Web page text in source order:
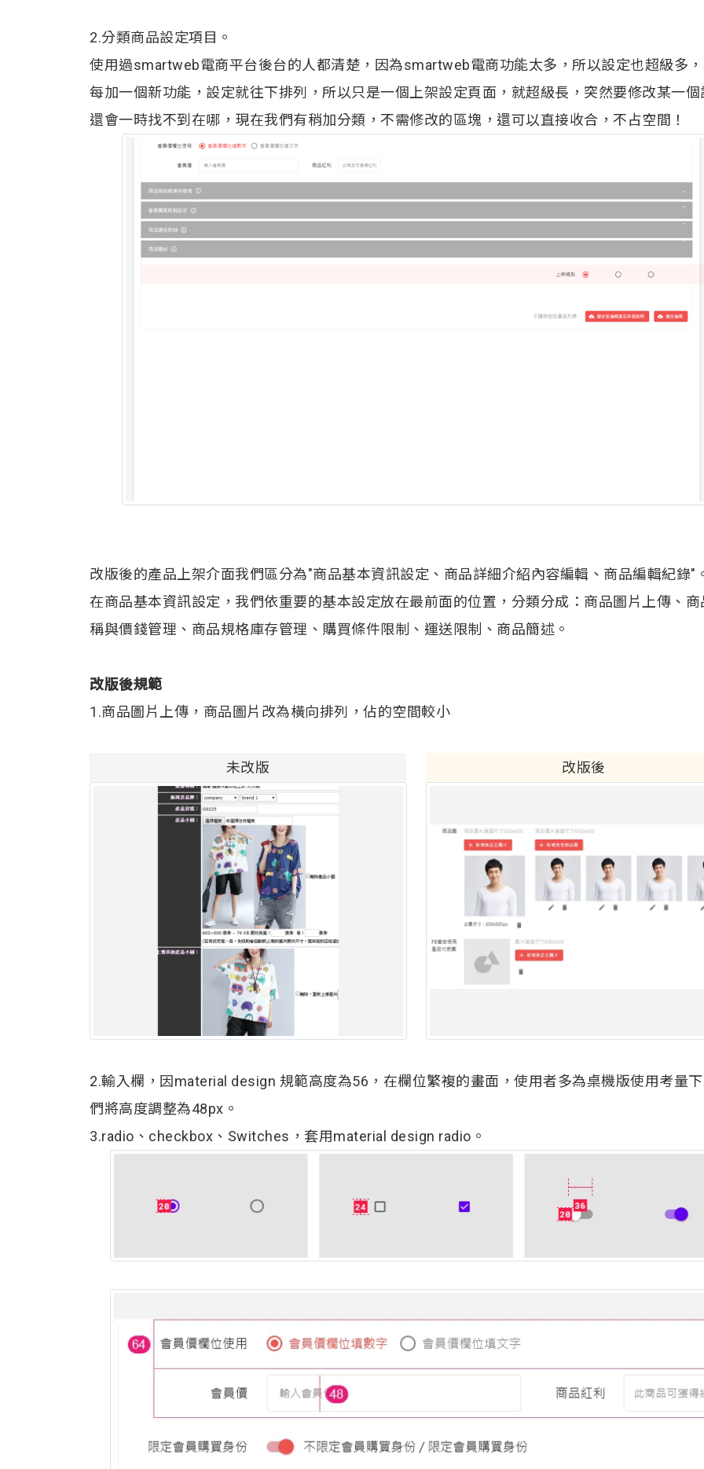
2.分類商品設定項目。
使用過smartweb電商平台後台的人都清楚，因為smartweb電商功能太多，所以設定也超級多
每加一個新功能，設定就往下排列，所以只是一個上架設定頁面，就超級長，突然要修改某一個
還會一時找不到在哪，現在我們有稍加分類，不需修改的區塊，還可以直接收合，不占空間！
改版後的產品上架介面我們區分為"商品基本資訊設定、商品詳細介紹內容編輯、商品編輯紀錄"
在商品基本資訊設定，我們依重要的基本設定放在最前面的位置，分類分成：商品圖片上傳、商
稱與價錢管理、商品規格庫存管理、購買條件限制、運送限制、商品簡述。
改版後規範
1.商品圖片上傳，商品圖片改為橫向排列，佔的空間較小
未改版 改版後
2.輸入欄，因material design 規範高度為56，在欄位繁複的畫面，使用者多為桌機版使用考量
們將高度調整為48px。
3.radio、checkbox、Switches，套用material design radio。